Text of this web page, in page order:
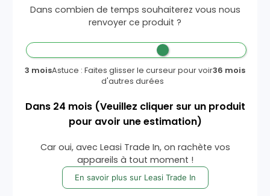
Dans combien de temps souhaiterez vous nous
renvoyer ce produit ?
3 moisAstuce : Faites glisser le curseur pour voir
d'autres durées
36 mois
Dans 24 mois (Veuillez cliquer sur un produit
pour avoir une estimation)
Car oui, avec Leasi Trade In, on rachète vos
appareils à tout moment !
En savoir plus sur Leasi Trade In